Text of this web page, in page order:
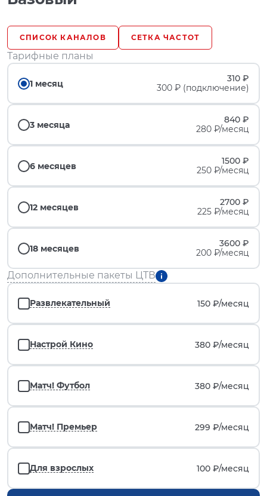
СПИСОК КАНАЛОВ СЕТКА ЧАСТОТ
Тарифные планы
1 месяц
310 ₽
300 ₽ (подключение)
3 месяца
840 ₽
280 ₽/месяц
6 месяцев
1500 ₽
250 ₽/месяц
12 месяцев
2700 ₽
225 ₽/месяц
18 месяцев
3600 ₽
200 ₽/месяц
Дополнительные пакеты ЦТВ
Развлекательный 150 ₽/месяц
Настрой Кино 380 ₽/месяц
Матч! Футбол 380 ₽/месяц
Матч! Премьер 299 ₽/месяц
Для взрослых 100 ₽/месяц